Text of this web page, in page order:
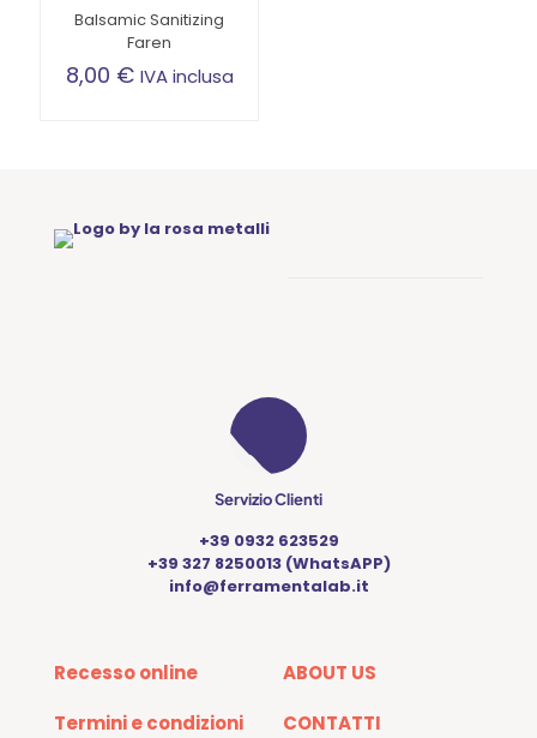
Balsamic Sanitizing
Faren
8,00 € IVA inclusa
Servizio Clienti
+39 0932 623529
+39 327 8250013 (WhatsAPP)
info@ferramentalab.it
Recesso online
Termini e condizioni
ABOUT US
CONTATTI